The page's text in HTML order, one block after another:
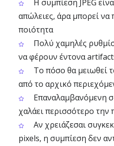
Η συμπίεση JPEG
απώλειες, άρα μπορεί να
ποιότητα
Πολύ χαμηλές
να φέρουν έντονα
Το πόσο θα μειωθεί
από το αρχικό
Επαναλαμβανόμενη
χαλάει περισσότερο την
Αν χρειάζεσαι
pixels, η συμπίεση δεν